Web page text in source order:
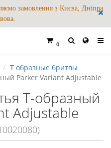
замовлення з Києва, Дніпра
0
Т образные бритвы
Parker Variant Adjustable
Т-образный
Adjustable